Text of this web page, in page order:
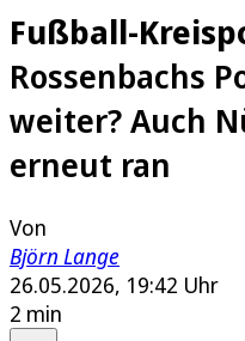
Fußball-
Rossenbachs
weiter? Auch
erneut ran
Von
Björn Lange
26.05.2026, 19:42 Uhr
2 min